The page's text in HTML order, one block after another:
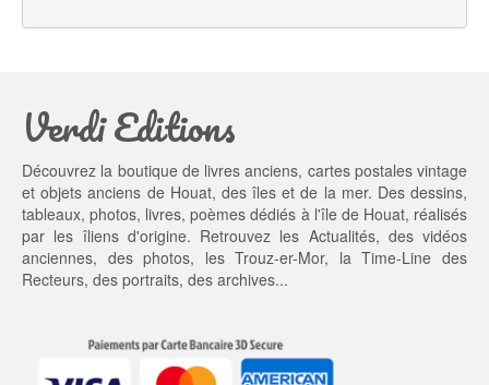
é
t :
0,
0
0 €.
s
Verdi Editions
Découvrez la boutique de livres anciens, cartes postales vintage
et objets anciens de Houat, des îles et de la mer. Des dessins,
tableaux, photos, livres, poèmes dédiés à l'île de Houat, réalisés
par les îliens d'origine. Retrouvez les Actualités, des vidéos
anciennes, desphotos, lesTrouz-er-Mor, laTime-Line des
Recteurs, des portraits, des archives...